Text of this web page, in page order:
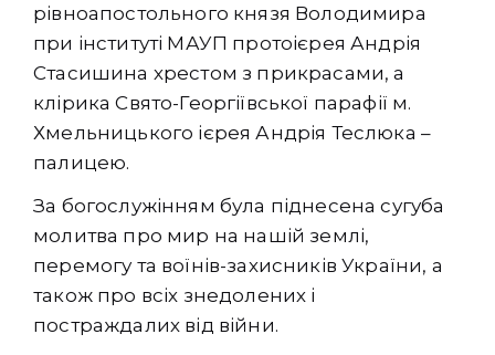
рівноапостольного князя Володимира
при інституті МАУП протоієрея Андрія
Стасишина хрестом з прикрасами, а
клірика Свято-Георгіївської парафії м.
Хмельницького ієрея Андрія Теслюка –
палицею.
За богослужінням була піднесена сугуба
молитва про мир на нашій землі,
перемогу та воїнів-захисників України, а
також про всіх знедолених і
постраждалих від війни.